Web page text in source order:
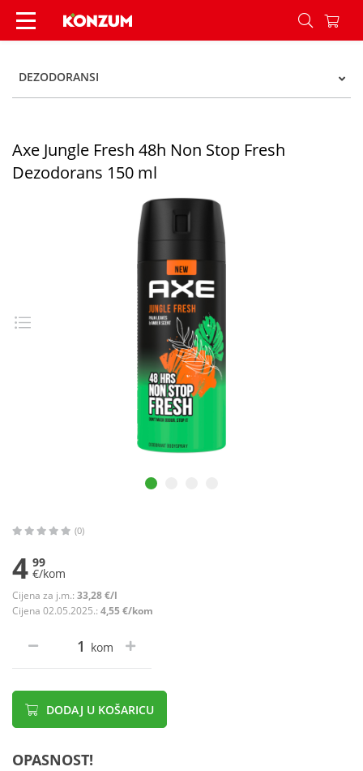
Axe Jungle Fresh 48h Non Stop Fresh
DEZODORANSI
Axe Jungle Fresh 48h Non Stop Fresh
Dezodorans 150 ml
(0)
4 99
€/kom
Cijena za j.m.: 33,28 €/l
Cijena 02.05.2025.: 4,55 €/kom
kom
DODAJ U KOŠARICU
OPASNOST!